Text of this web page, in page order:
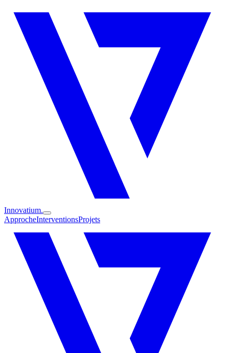
Innovatium.
ApprocheInterventionsProjets